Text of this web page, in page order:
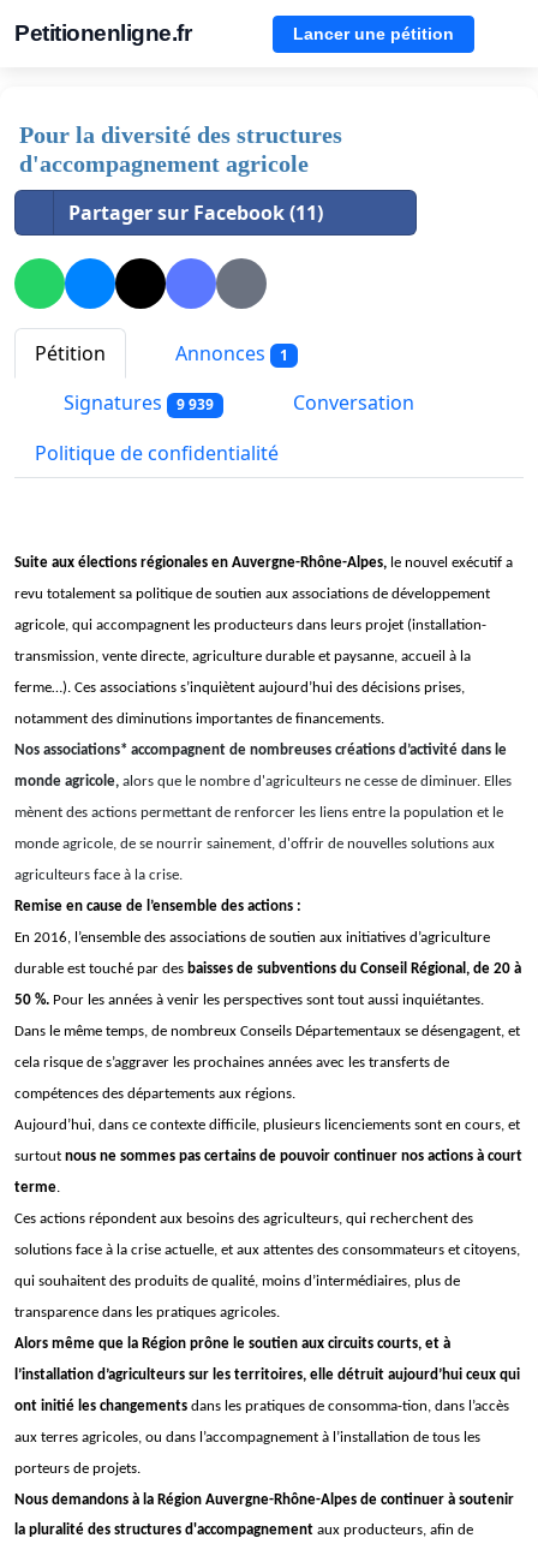
Petitionenligne.fr Lancer une pétition
Pour la diversité des structures
d'accompagnement agricole
Partager sur Facebook (11)
Pétition Annonces 1
Signatures 9 939
Conversation
Politique de confidentialité
Suite aux élections régionales en Auvergne-Rhône-Alpes, le nouvel exécutif a
revu totalement sa politique de soutien aux associations de développement
agricole, qui accompagnent les producteurs dans leurs projet (installation-
transmission, vente directe, agriculture durable et paysanne, accueil à la
ferme…). Ces associations s’inquiètent aujourd’hui des décisions prises,
notamment des diminutions importantes de financements.
Nos associations* accompagnent de nombreuses créations d’activité dans le
monde agricole, alors que le nombre d'agriculteurs ne cesse de diminuer. Elles
mènent des actions permettant de renforcer les liens entre la population et le
monde agricole, de se nourrir sainement, d'offrir de nouvelles solutions aux
agriculteurs face à la crise.
Remise en cause de l’ensemble des actions :
En 2016, l’ensemble des associations de soutien aux initiatives d’agriculture
durable est touché par des baisses de subventions du Conseil Régional, de 20 à
50 %. Pour les années à venir les perspectives sont tout aussi inquiétantes.
Dans le même temps, de nombreux Conseils Départementaux se désengagent, et
cela risque de s’aggraver les prochaines années avec les transferts de
compétences des départements aux régions.
Aujourd’hui, dans ce contexte difficile, plusieurs licenciements sont en cours, et
surtout nous ne sommes pas certains de pouvoir continuer nos actions à court
terme.
Ces actions répondent aux besoins des agriculteurs, qui recherchent des
solutions face à la crise actuelle, et aux attentes des consommateurs et citoyens,
qui souhaitent des produits de qualité, moins d’intermédiaires, plus de
transparence dans les pratiques agricoles.
Alors même que la Région prône le soutien aux circuits courts, et à
l’installation d’agriculteurs sur les territoires, elle détruit aujourd’hui ceux qui
ont initié les changements dans les pratiques de consomma-tion, dans l’accès
aux terres agricoles, ou dans l’accompagnement à l’installation de tous les
porteurs de projets.
Nous demandons à la Région Auvergne-Rhône-Alpes de continuer à soutenir
la pluralité des structures d'accompagnement aux producteurs, afin de